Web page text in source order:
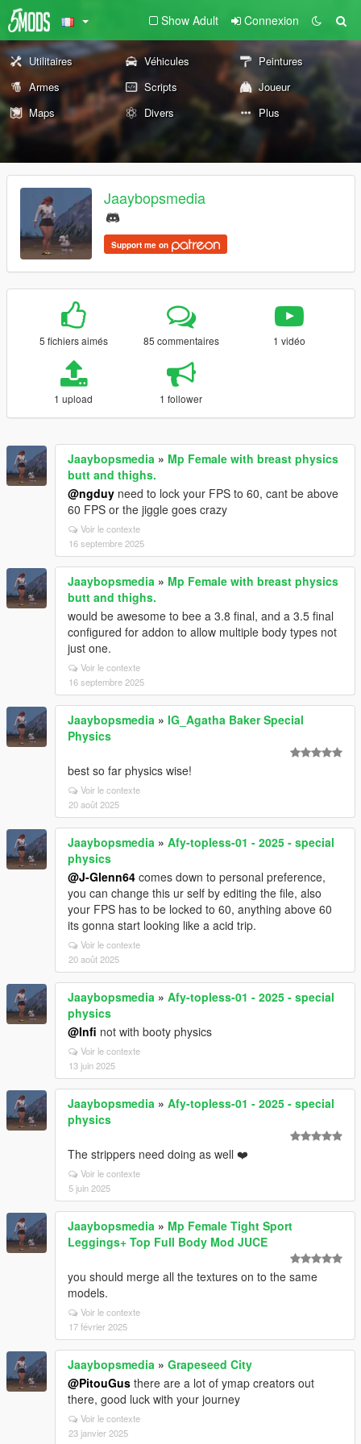
Show Adult Connexion
Utilitaires Véhicules
Peintures
Armes
Scripts
Joueur
Maps
Divers Plus
Jaaybopsmedia
Support me on
5 fichiers aimés 85 commentaires 1 vidéo
1 upload 1 follower
Jaaybopsmedia » Mp Female with breast physics
butt and thighs.
@ngduy need to lock your FPS to 60, cant be above
60 FPS or the jiggle goes crazy
Voir le contexte
16 septembre 2025
Jaaybopsmedia » Mp Female with breast physics
butt and thighs.
would be awesome to bee a 3.8 final, and a 3.5 final
configured for addon to allow multiple body types not
just one.
Voir le contexte
16 septembre 2025
Jaaybopsmedia » IG_Agatha Baker Special
Physics
best so far physics wise!
Voir le contexte
20 août 2025
Jaaybopsmedia » Afy-topless-01 - 2025 - special
physics
@J-Glenn64 comes down to personal preference,
you can change this ur self by editing the file, also
your FPS has to be locked to 60, anything above 60
its gonna start looking like a acid trip.
Voir le contexte
20 août 2025
Jaaybopsmedia » Afy-topless-01 - 2025 - special
physics
@Infi not with booty physics
Voir le contexte
13 juin 2025
Jaaybopsmedia » Afy-topless-01 - 2025 - special
physics
The strippers need doing as well ❤️
Voir le contexte
5 juin 2025
Jaaybopsmedia » Mp Female Tight Sport
Leggings+ Top Full Body Mod JUCE
you should merge all the textures on to the same
models.
Voir le contexte
17 février 2025
Jaaybopsmedia » Grapeseed City
@PitouGus there are a lot of ymap creators out
there, good luck with your journey
Voir le contexte
23 janvier 2025